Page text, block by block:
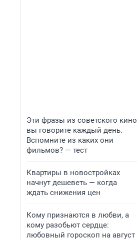
Эти фразы из советского кино
вы говорите каждый день.
Вспомните из каких они
фильмов? — тест
Квартиры в новостройках
начнут дешеветь — когда
ждать снижения цен
Кому признаются в любви, а
кому разобьют сердце:
любовный гороскоп на август